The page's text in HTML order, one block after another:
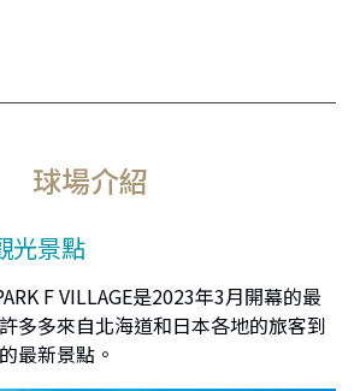
球場介紹
光景點
F VILLAGE是2023年3月開幕的最
多多來自北海道和日本各地的旅客到
最新景點。